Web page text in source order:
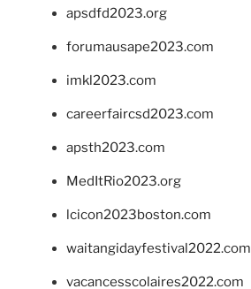
apsdfd2023.org
forumausape2023.com
imkl2023.com
careerfaircsd2023.com
apsth2023.com
MedItRio2023.org
lcicon2023boston.com
waitangidayfestival2022.com
vacancesscolaires2022.com